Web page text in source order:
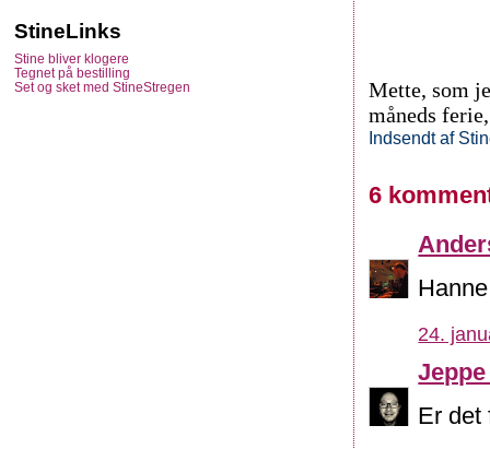
Mette, som
måneds
Indsendt af
6
24.
Er det
StineLinks
Stine bliver klogere
Tegnet på bestilling
Set og sket med StineStregen